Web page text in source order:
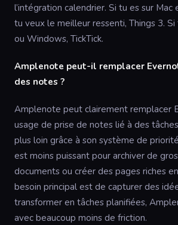
l’intégration calendrier. Si tu es sur
tu veux le meilleur ressenti, Things 3.
ou Windows, TickTick.
Amplenote peut-il remplacer
des notes ?
Amplenote peut clairement remplacer
usage de prise de notes lié à des
plus loin grâce à son système de
est moins puissant pour archiver de
documents ou créer des pages riches
besoin principal est de capturer des
transformer en tâches planifiées,
avec beaucoup moins de friction.